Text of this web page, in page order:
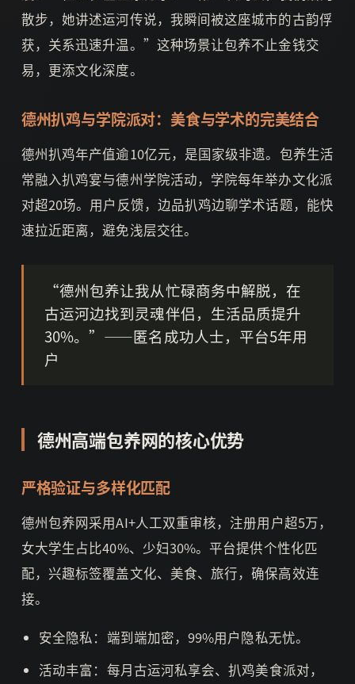
散步，她讲述运河传说，我瞬间被这座城市的古韵俘
获，关系迅速升温。”这种场景让包养不止金钱交
易，更添文化深度。
德州扒鸡与学院派对：美食与学术的完美结合
德州扒鸡年产值逾10亿元，是国家级非遗。包养生活
常融入扒鸡宴与德州学院活动，学院每年举办文化派
对超20场。用户反馈，边品扒鸡边聊学术话题，能快
速拉近距离，避免浅层交往。
“德州包养让我从忙碌商务中解脱，在
古运河边找到灵魂伴侣，生活品质提升
30%。”——匿名成功人士，平台5年用
户
德州高端包养网的核心优势
严格验证与多样化匹配
德州包养网采用AI+人工双重审核，注册用户超5万，
女大学生占比40%、少妇30%。平台提供个性化匹
配，兴趣标签覆盖文化、美食、旅行，确保高效连
接。
安全隐私：端到端加密，99%用户隐私无忧。
活动丰富：每月古运河私享会、扒鸡美食派对，